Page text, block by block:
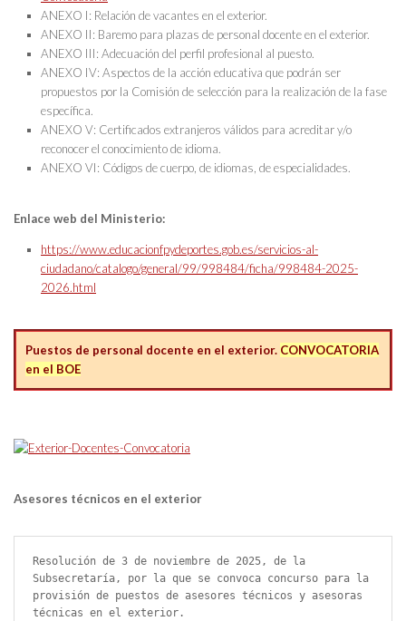
ANEXO I: Relación de vacantes en el exterior.
ANEXO II: Baremo para plazas de personal docente en el exterior.
ANEXO III: Adecuación del perfil profesional al puesto.
ANEXO IV: Aspectos de la acción educativa que podrán ser
propuestos por la Comisión de selección para la realización de la fase
específica.
ANEXO V: Certificados extranjeros válidos para acreditar y/o
reconocer el conocimiento de idioma.
ANEXO VI: Códigos de cuerpo, de idiomas, de especialidades.
Enlace web del Ministerio:
https://www.educacionfpydeportes.gob.es/servicios-al-
ciudadano/catalogo/general/99/998484/ficha/998484-2025-
2026.html
Puestos de personal docente en el exterior. CONVOCATORIA
en el BOE
Asesores técnicos en el exterior
Resolución de 3 de noviembre de 2025, de la
Subsecretaría, por la que se convoca concurso para la
provisión de puestos de asesores técnicos y asesoras
técnicas en el exterior.